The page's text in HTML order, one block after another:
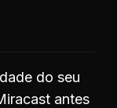
do seu
antes